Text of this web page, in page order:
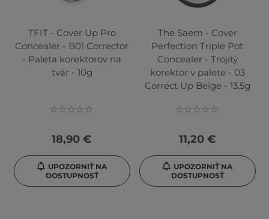
TFIT - Cover Up Pro
Concealer - B01 Corrector
- Paleta korektorov na
tvár - 10g
18,90 €
UPOZORNIŤ NA
DOSTUPNOSŤ
The Saem - Cover
Perfection Triple Pot
Concealer - Trojitý
korektor v palete - 03
Correct Up Beige - 13,5g
11,20 €
UPOZORNIŤ NA
DOSTUPNOSŤ